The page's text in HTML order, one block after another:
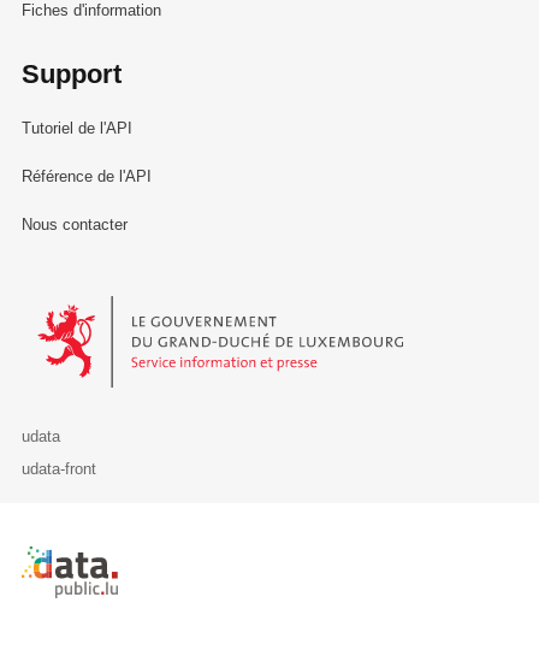
Fiches d'information
Support
Tutoriel de l'API
Référence de l'API
Nous contacter
Le Gouvernement du Grand-Duché de Luxembourg - Service
udata
udata-front
Retour à l'accueil de data.public.lu